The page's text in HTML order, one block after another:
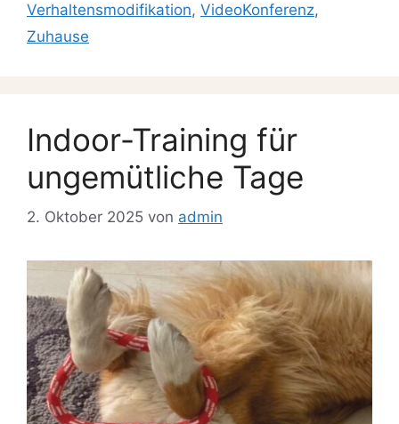
Verhaltensmodifikation, VideoKonferenz,
Zuhause
Indoor-Training für
ungemütliche Tage
2. Oktober 2025 von admin